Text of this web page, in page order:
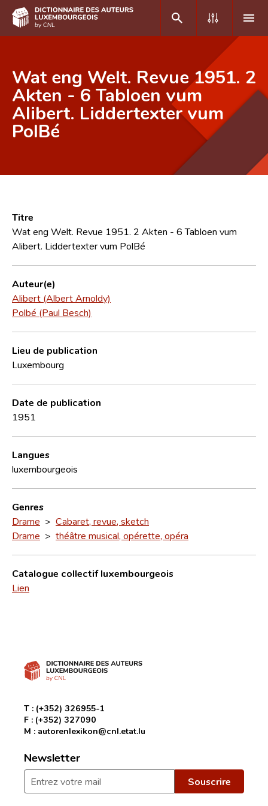
DE FR
Accueil
Auteur(e)s A-Z
Équipe scientifique
Wat eng Welt. Revue 1951. 2
Akten - 6 Tabloen vum
Alibert. Liddertexter vum
PolBé
Titre
Wat eng Welt. Revue 1951. 2 Akten - 6 Tabloen vum
Alibert. Liddertexter vum PolBé
Auteur(e)
Alibert (Albert Arnoldy)
Polbé (Paul Besch)
Lieu de publication
Luxembourg
Date de publication
1951
Langues
luxembourgeois
Genres
Drame > Cabaret, revue, sketch
Drame > théâtre musical, opérette, opéra
Catalogue collectif luxembourgeois
Lien
T : (+352) 326955-1
F : (+352) 327090
M : autorenlexikon@cnl.etat.lu
Newsletter